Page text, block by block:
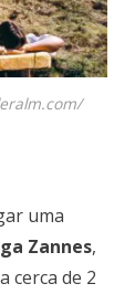
uma
Zannes,
cerca de 2